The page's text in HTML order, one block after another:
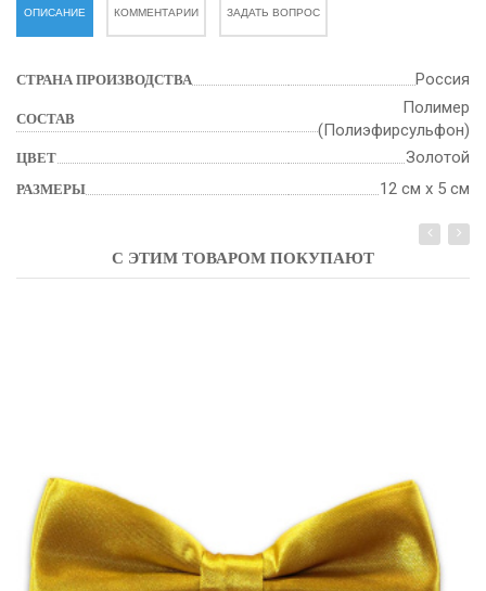
ОПИСАНИЕ КОММЕНТАРИИ ЗАДАТЬ ВОПРОС
СТРАНА ПРОИЗВОДСТВА Россия
СОСТАВ
Полимер
(Полиэфирсульфон)
ЦВЕТ Золотой
РАЗМЕРЫ 12 см х 5 см
С ЭТИМ ТОВАРОМ ПОКУПАЮТ